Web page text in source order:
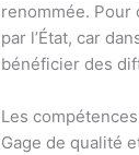
renommée.
par l’État, car
bénéficier des
Les
Gage de qualité